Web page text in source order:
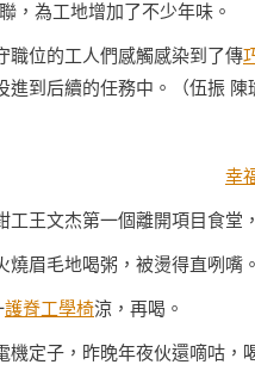
，為工地增加了不少年味。
職位的工人們感觸感染到了傳
到后續的任務中。（伍振 陳
幸
王文杰第一個離開項目食堂
燒眉毛地喝粥，被燙得直咧嘴。
護脊工學椅涼，再喝。
機定子，昨晚年夜伙還嘀咕，